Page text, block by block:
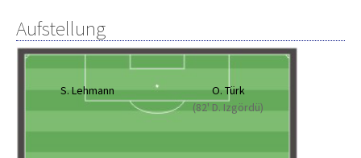
Aufstellung
S. Lehmann
O. Türk
(82' D. Izgördü)